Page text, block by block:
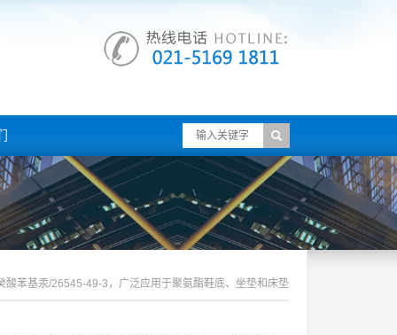
酸苯基汞/26545-49-3，广泛应用于聚氨酯鞋底、坐垫和床垫